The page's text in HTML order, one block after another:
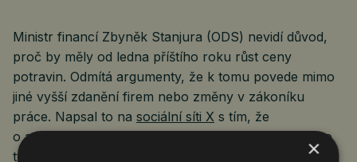
Ministr financí Zbyněk Stanjura (ODS) nevidí důvod,
proč by měly od ledna příštího roku růst ceny
potravin. Odmítá argumenty, že k tomu povede mimo
jiné vyšší zdanění firem nebo změny v zákoníku
práce. Napsal to na sociální síti X s tím, že
o avizovaném zdražování potravin bude jednat tento
týden vláda.
×